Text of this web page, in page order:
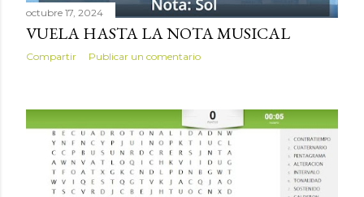
octubre 17, 2024
VUELA HASTA LA NOTA MUSICAL
Compartir Publicar un comentario